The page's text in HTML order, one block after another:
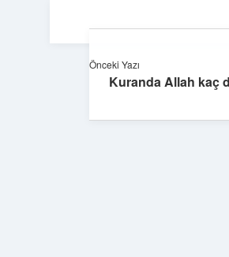
Önceki Yazı
Kuranda Allah kaç